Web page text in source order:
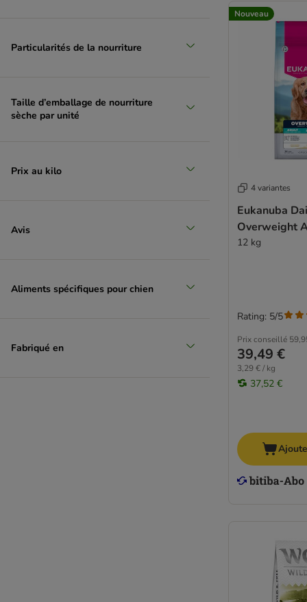
Particularités de la nourriture
Taille d’emballage de nourriture
sèche par unité
Prix au kilo
Avis
Aliments spécifiques pour chien
Fabriqué en
Nouveau
4 variantes
Eukanuba
Overweight
12 kg
Prix conseillé
39,49 €
3,29 € / kg
37,52 €
Rating: 5/5